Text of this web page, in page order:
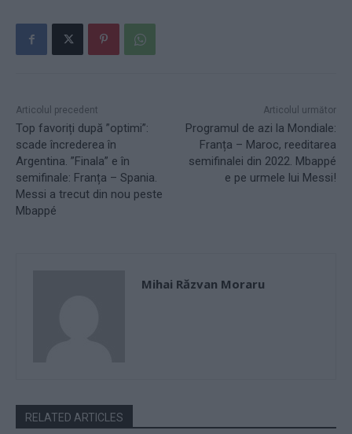
Articolul precedent
Top favoriți după ”optimi”:
scade încrederea în
Argentina. ”Finala” e în
semifinale: Franța – Spania.
Messi a trecut din nou peste
Mbappé
Articolul următor
Programul de azi la Mondiale:
Franța – Maroc, reeditarea
semifinalei din 2022. Mbappé
e pe urmele lui Messi!
Mihai Răzvan Moraru
RELATED ARTICLES